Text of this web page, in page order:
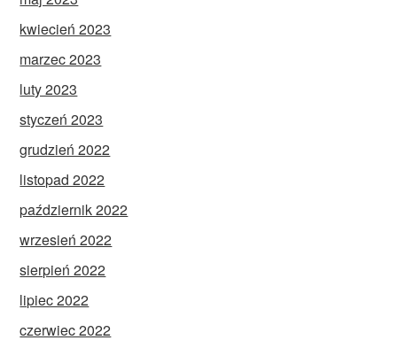
kwiecień 2023
marzec 2023
luty 2023
styczeń 2023
grudzień 2022
listopad 2022
październik 2022
wrzesień 2022
sierpień 2022
lipiec 2022
czerwiec 2022